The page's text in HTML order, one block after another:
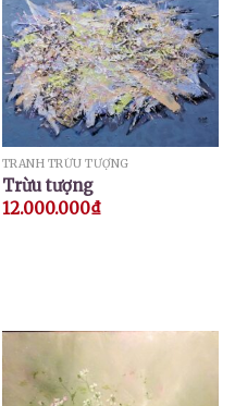
TRANH TRỪU TƯỢNG
Trừu tượng
12.000.000₫